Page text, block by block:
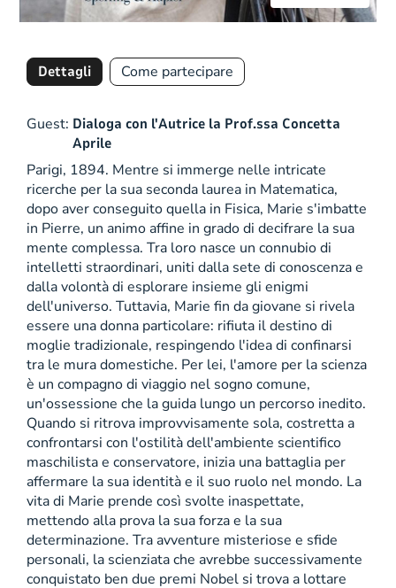
Dettagli Come partecipare
Guest: Dialoga con l'Autrice la Prof.ssa Concetta
Aprile
Parigi, 1894. Mentre si immerge nelle intricate
ricerche per la sua seconda laurea in Matematica,
dopo aver conseguito quella in Fisica, Marie s'imbatte
in Pierre, un animo affine in grado di decifrare la sua
mente complessa. Tra loro nasce un connubio di
intelletti straordinari, uniti dalla sete di conoscenza e
dalla volontà di esplorare insieme gli enigmi
dell'universo. Tuttavia, Marie fin da giovane si rivela
essere una donna particolare: rifiuta il destino di
moglie tradizionale, respingendo l'idea di confinarsi
tra le mura domestiche. Per lei, l'amore per la scienza
è un compagno di viaggio nel sogno comune,
un'ossessione che la guida lungo un percorso inedito.
Quando si ritrova improvvisamente sola, costretta a
confrontarsi con l'ostilità dell'ambiente scientifico
maschilista e conservatore, inizia una battaglia per
affermare la sua identità e il suo ruolo nel mondo. La
vita di Marie prende così svolte inaspettate,
mettendo alla prova la sua forza e la sua
determinazione. Tra avventure misteriose e sfide
personali, la scienziata che avrebbe successivamente
conquistato ben due premi Nobel si trova a lottare